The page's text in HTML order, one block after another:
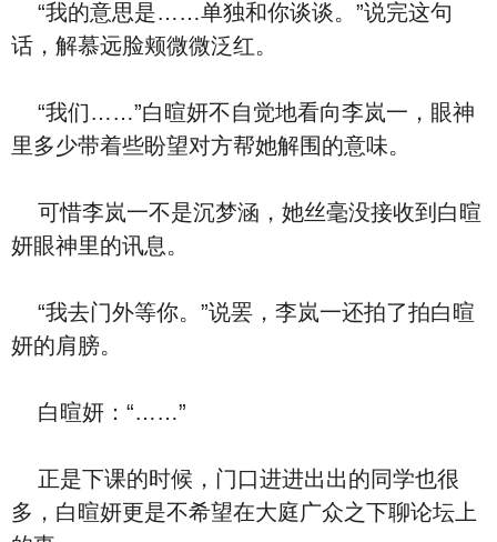
“我的意思是……单独和你谈谈。”说完这句
话，解慕远脸颊微微泛红。
“我们……”白暄妍不自觉地看向李岚一，眼神
里多少带着些盼望对方帮她解围的意味。
可惜李岚一不是沉梦涵，她丝毫没接收到白暄
妍眼神里的讯息。
“我去门外等你。”说罢，李岚一还拍了拍白暄
妍的肩膀。
白暄妍：“……”
正是下课的时候，门口进进出出的同学也很
多，白暄妍更是不希望在大庭广众之下聊论坛上